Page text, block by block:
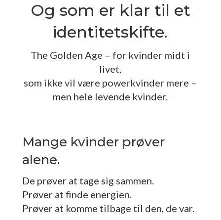
Og som er klar til et
identitetskifte.
The Golden Age – for kvinder midt i
livet,
som ikke vil være powerkvinder mere –
men hele levende kvinder.
Mange kvinder prøver
alene.
De prøver at tage sig sammen.
Prøver at finde energien.
Prøver at komme tilbage til den, de var.